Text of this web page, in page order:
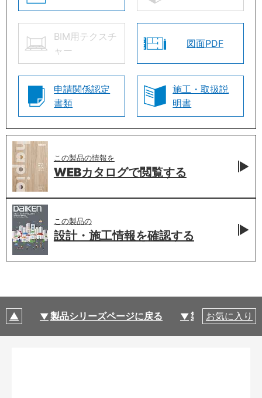
BIM用テクスチ
ャー
図面PDF
申請関係認定
書類
施工・取扱説
明書
この製品の情報を
WEBカタログで閲覧する
この製品の
設計・施工情報を確認する
製品シリーズページに戻る 製品仕様
お気に入り